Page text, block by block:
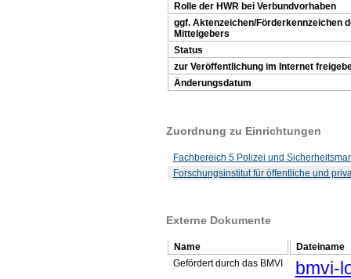
Rolle der HWR bei Verbundvorhaben
ggf. Aktenzeichen/Förderkennzeichen
Mittelgebers
Status
zur Veröffentlichung im Internet
Änderungsdatum
Zuordnung zu Einrichtungen
Fachbereich 5 Polizei und
Forschungsinstitut für öffentliche und
Externe Dokumente
Name
Dateiname
Gefördert durch das BMVI
bmvi-